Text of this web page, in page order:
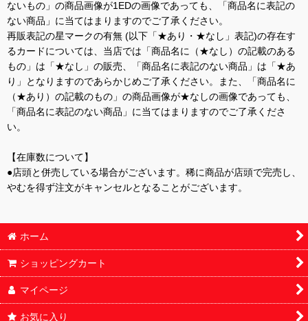
ないもの」の商品画像が1EDの画像であっても、「商品名に表記の
ない商品」に当てはまりますのでご了承ください。
再販表記の星マークの有無 (以下「★あり・★なし」表記)の存在す
るカードについては、当店では「商品名に（★なし）の記載のある
もの」は「★なし」の販売、「商品名に表記のない商品」は「★あ
り」となりますのであらかじめご了承ください。また、「商品名に
（★あり）の記載のもの」の商品画像が★なしの画像であっても、
「商品名に表記のない商品」に当てはまりますのでご了承くださ
い。
【在庫数について】
●店頭と併売している場合がございます。稀に商品が店頭で完売し、
やむを得ず注文がキャンセルとなることがございます。
ホーム
ショッピングカート
マイページ
お気に入り